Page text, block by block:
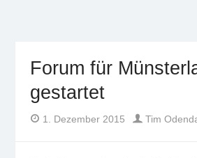
Forum für
gestartet
Posted
on
1. Dezember 2015
Tim